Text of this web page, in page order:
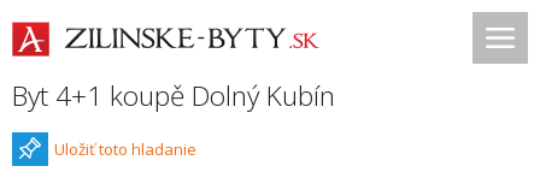
Byt 4+1 koupě Dolný Kubín
Uložiť toto hladanie